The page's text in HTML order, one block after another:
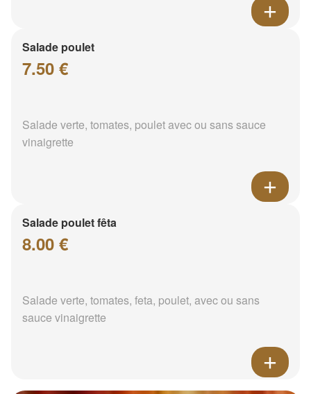
Salade poulet
7.50 €
Salade verte, tomates, poulet avec ou sans sauce
vinaigrette
Salade poulet fêta
8.00 €
Salade verte, tomates, feta, poulet, avec ou sans
sauce vinaigrette